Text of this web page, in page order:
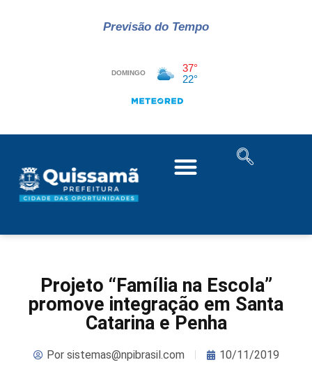
Previsão do Tempo
Projeto “Família na Escola”
promove integração em Santa
Catarina e Penha
Porsistemas@npibrasil.com 10/11/2019